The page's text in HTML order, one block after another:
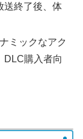
送終了後、体
ミックなアク
DLC購入者向